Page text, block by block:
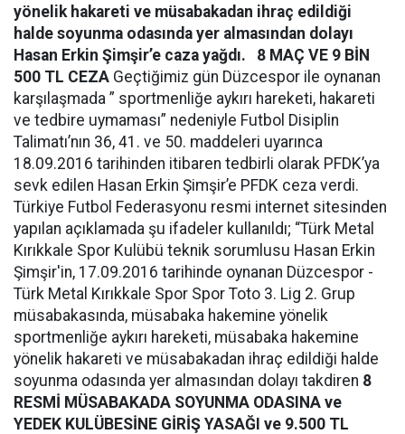
yönelik hakareti ve müsabakadan ihraç edildiği
halde soyunma odasında yer almasından dolayı
Hasan Erkin Şimşir’e caza yağdı.
8 MAÇ VE 9 BİN
500 TL CEZA Geçtiğimiz gün Düzcespor ile oynanan
karşılaşmada ” sportmenliğe aykırı hareketi, hakareti
ve tedbire uymaması” nedeniyle Futbol Disiplin
Talimatı’nın 36, 41. ve 50. maddeleri uyarınca
18.09.2016 tarihinden itibaren tedbirli olarak PFDK’ya
sevk edilen Hasan Erkin Şimşir’e PFDK ceza verdi.
Türkiye Futbol Federasyonu resmi internet sitesinden
yapılan açıklamada şu ifadeler kullanıldı; “Türk Metal
Kırıkkale Spor Kulübü teknik sorumlusu Hasan Erkin
Şimşir'in, 17.09.2016 tarihinde oynanan Düzcespor -
Türk Metal Kırıkkale Spor Spor Toto 3. Lig 2. Grup
müsabakasında, müsabaka hakemine yönelik
sportmenliğe aykırı hareketi, müsabaka hakemine
yönelik hakareti ve müsabakadan ihraç edildiği halde
soyunma odasında yer almasından dolayı takdiren 8
RESMİ MÜSABAKADA SOYUNMA ODASINA ve
YEDEK KULÜBESİNE GİRİŞ YASAĞI ve 9.500 TL